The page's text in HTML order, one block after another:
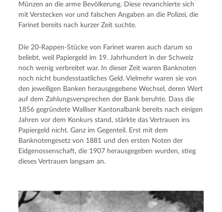
Münzen an die arme Bevölkerung. Diese revanchierte sich
mit Verstecken vor und falschen Angaben an die Polizei, die
Farinet bereits nach kurzer Zeit suchte.
Die 20-Rappen-Stücke von Farinet waren auch darum so
beliebt, weil Papiergeld im 19. Jahrhundert in der Schweiz
noch wenig verbreitet war. In dieser Zeit waren Banknoten
noch nicht bundesstaatliches Geld. Vielmehr waren sie von
den jeweiligen Banken herausgegebene Wechsel, deren Wert
auf dem Zahlungsversprechen der Bank beruhte. Dass die
1856 gegründete Walliser Kantonalbank bereits nach einigen
Jahren vor dem Konkurs stand, stärkte das Vertrauen ins
Papiergeld nicht. Ganz im Gegenteil. Erst mit dem
Banknotengesetz von 1881 und den ersten Noten der
Eidgenossenschaft, die 1907 herausgegeben wurden, stieg
dieses Vertrauen langsam an.